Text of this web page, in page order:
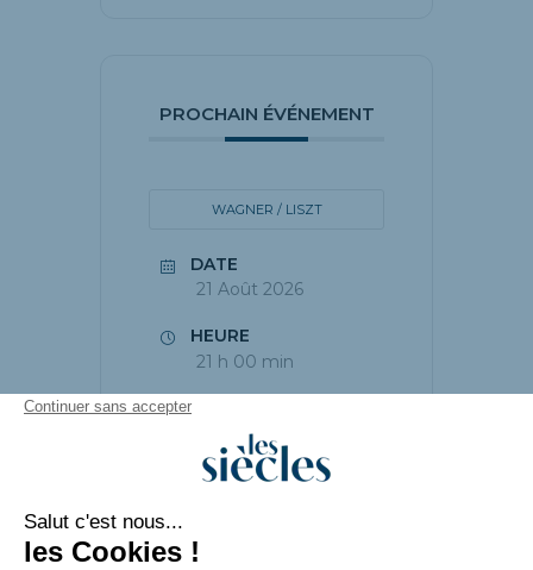
PROCHAIN ÉVÉNEMENT
WAGNER / LISZT
DATE
21 Août 2026
HEURE
21 h 00 min
PARTAGEZ CET